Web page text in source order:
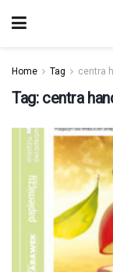
Home Tag centra
Tag: centra